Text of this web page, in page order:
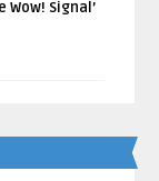
Wow! Signal’